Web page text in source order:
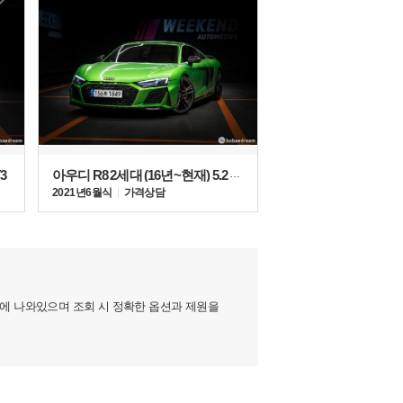
아우디 R8 2세대 (16년~현재) 5.2 V10 퍼포먼스 쿠페
2021년 6월식
가격상담
나와있으며 조회 시 정확한 옵션과 제원을